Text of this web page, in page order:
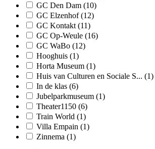
GC Den Dam (10)
GC Elzenhof(12)
GC Kontakt (11)
GC Op-Weule (16)
GC WaBo (12)
Hooghuis (1)
Horta Museum (1)
Huis van Culturen en Sociale S... (1)
In de klas (6)
Jubelparkmuseum (1)
Theater1150 (6)
Train World (1)
Villa Empain (1)
Zinnema (1)